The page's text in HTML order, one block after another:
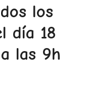
los
día 18
las 9h